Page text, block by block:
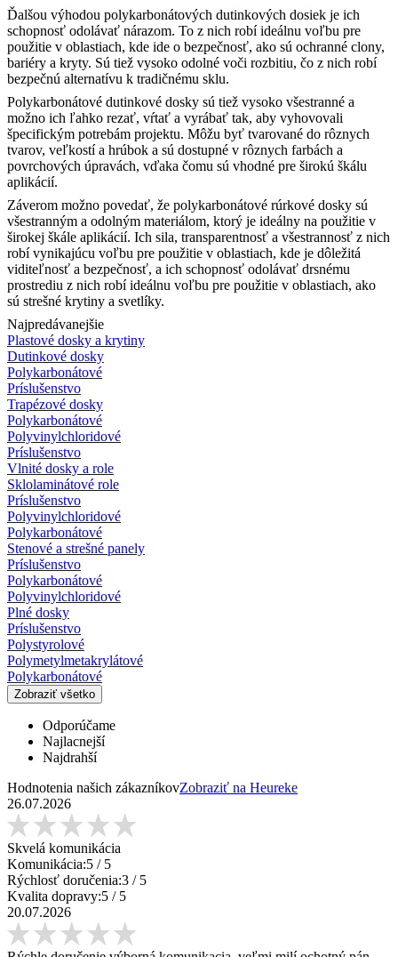
Ďalšou výhodou polykarbonátových dutinkových dosiek je ich
schopnosť odolávať nárazom. To z nich robí ideálnu voľbu pre
použitie v oblastiach, kde ide o bezpečnosť, ako sú ochranné clony,
bariéry a kryty. Sú tiež vysoko odolné voči rozbitiu, čo z nich robí
bezpečnú alternatívu k tradičnému sklu.
Polykarbonátové dutinkové dosky sú tiež vysoko všestranné a
možno ich ľahko rezať, vŕtať a vyrábať tak, aby vyhovovali
špecifickým potrebám projektu. Môžu byť tvarované do rôznych
tvarov, veľkostí a hrúbok a sú dostupné v rôznych farbách a
povrchových úpravách, vďaka čomu sú vhodné pre širokú škálu
aplikácií.
Záverom možno povedať, že polykarbonátové rúrkové dosky sú
všestranným a odolným materiálom, ktorý je ideálny na použitie v
širokej škále aplikácií. Ich sila, transparentnosť a všestrannosť z nich
robí vynikajúcu voľbu pre použitie v oblastiach, kde je dôležitá
viditeľnosť a bezpečnosť, a ich schopnosť odolávať drsnému
prostrediu z nich robí ideálnu voľbu pre použitie v oblastiach, ako
sú strešné krytiny a svetlíky.
Najpredávanejšie
Plastové dosky a krytiny
Dutinkové dosky
Polykarbonátové
Príslušenstvo
Trapézové dosky
Polykarbonátové
Polyvinylchloridové
Príslušenstvo
Vlnité dosky a role
Sklolaminátové role
Príslušenstvo
Polyvinylchloridové
Polykarbonátové
Stenové a strešné panely
Príslušenstvo
Polykarbonátové
Polyvinylchloridové
Plné dosky
Príslušenstvo
Polystyrolové
Polymetylmetakrylátové
Polykarbonátové
Zobraziť všetko
Odporúčame
Najlacnejší
Najdrahší
Hodnotenia našich zákazníkovZobraziť na Heureke
26.07.2026
Skvelá komunikácia
Komunikácia:5 / 5
Rýchlosť doručenia:3 / 5
Kvalita dopravy:5 / 5
20.07.2026